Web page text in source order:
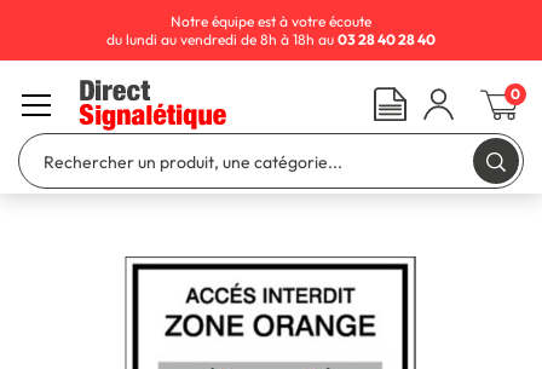
Notre équipe est à votre écoute
du lundi au vendredi de 8h à 18h au 03 28 40 28 40
0